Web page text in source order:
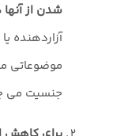
شدن از
آزاردهنده
موضوعاتی
جنسیت می